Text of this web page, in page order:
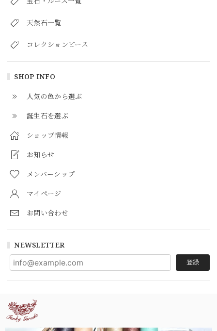
天然石一覧
コレクションピース
SHOP INFO
人気の色から選ぶ
誕生石を選ぶ
ショップ情報
お知らせ
メンバーシップ
マイページ
お問い合わせ
NEWSLETTER
登録